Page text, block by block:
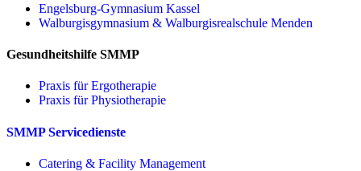
Engelsburg-Gymnasium Kassel
Walburgisgymnasium & Walburgisrealschule Menden
Gesundheitshilfe SMMP
Praxis für Ergo­therapie
Praxis für Physio­therapie
SMMP Servicedienste
Catering & Facility Management